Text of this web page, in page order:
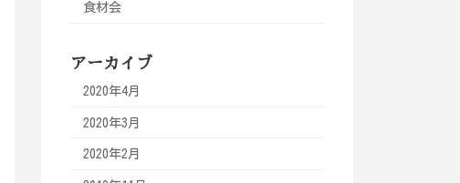
食材会
アーカイブ
2020年4月
2020年3月
2020年2月